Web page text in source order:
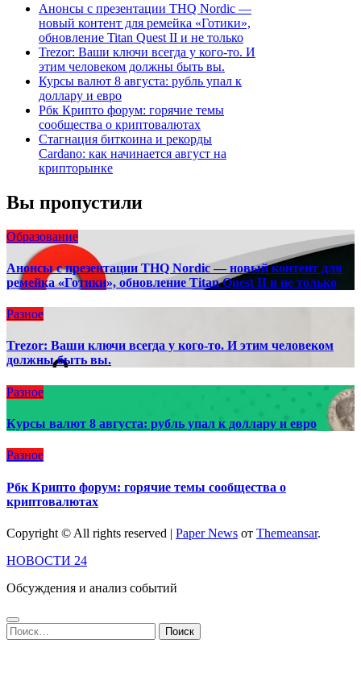
Анонсы с презентации THQ Nordic —
новый контент для ремейка «Готики»,
обновление Titan Quest II и не только
Trezor: Ваши ключи всегда у кого-то. И
этим человеком должны быть вы.
Курсы валют 8 августа: рубль упал к
доллару и евро
Рбк Крипто форум: горячие темы
сообщества о криптовалютах
Стагнация биткоина и рекорды
Cardano: как начинается август на
крипторынке
Вы пропустили
Образование
Анонсы с презентации THQ Nordic — новый контент для
ремейка «Готики», обновление Titan Quest II и не только
Разное
Trezor: Ваши ключи всегда у кого-то. И этим человеком
должны быть вы.
Разное
Курсы валют 8 августа: рубль упал к доллару и евро
Разное
Рбк Крипто форум: горячие темы сообщества о
криптовалютах
Copyright © All rights reserved | Paper News от Themeansar.
НОВОСТИ 24
Обсуждения и анализ событий
Найти: